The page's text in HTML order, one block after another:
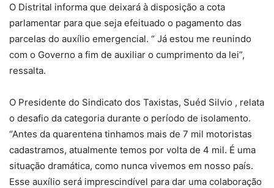
O Distrital informa que deixará à disposição a cota
parlamentar para que seja efeituado o pagamento das
parcelas do auxílio emergencial. “ Já estou me reunindo
com o Governo a fim de auxiliar o cumprimento da lei”,
ressalta.
O Presidente do Sindicato dos Taxistas, Suéd Silvio , relata
o desafio da categoria durante o período de isolamento.
“Antes da quarentena tinhamos mais de 7 mil motoristas
cadastramos, atualmente temos por volta de 4 mil. É uma
situação dramática, como nunca vivemos em nosso país.
Esse auxílio será imprescindível para dar uma colaboração